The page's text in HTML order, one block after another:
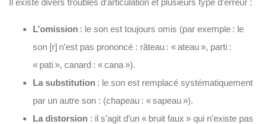
Il existe divers troubles d’articulation et plusieurs type d’erreur :
L’omission : le son est toujours omis (par exemple : le
son [r] n’est pas prononcé : râteau : «ateau», parti :
« pati», canard : «cana»).
La substitution : le son est remplacé systématiquement
par un autre son : (chapeau : «sapeau»).
La distorsion : il s’agit d’un « bruit faux » qui n’existe pas